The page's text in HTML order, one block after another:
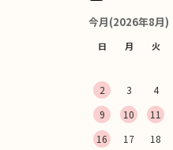
今月(2026年8月)
日 月 火
2
3 4
9
10 11
16
17 18